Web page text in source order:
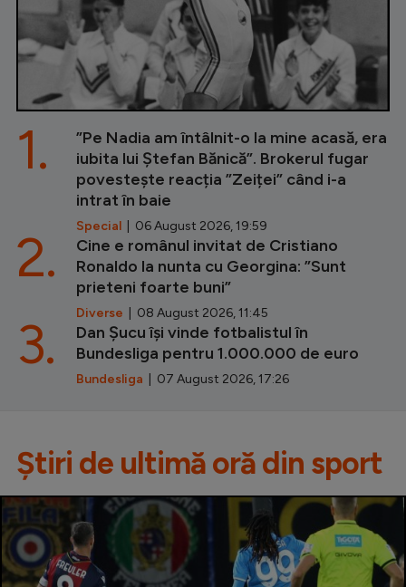
”Pe Nadia am întâlnit-o la mine acasă, era
iubita lui Ștefan Bănică”. Brokerul fugar
povestește reacția ”Zeiței” când i-a
intrat în baie
Special | 06 August 2026, 19:59
1.
Cine e românul invitat de Cristiano
Ronaldo la nunta cu Georgina: ”Sunt
prieteni foarte buni”
Diverse | 08 August 2026, 11:45
2.
Dan Șucu își vinde fotbalistul în
Bundesliga pentru 1.000.000 de euro
Bundesliga | 07 August 2026, 17:26
3.
Știri de ultimă oră din sport